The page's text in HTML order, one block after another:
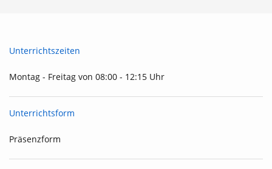
Unterrichtszeiten
Montag - Freitag von 08:00 - 12:15 Uhr
Unterrichtsform
Präsenzform